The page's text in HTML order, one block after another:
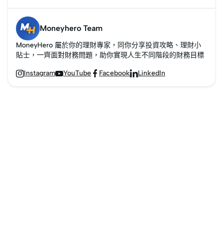
Moneyhero Team
MoneyHero 屬於你的理財專家，同你分享投資攻略、理財小
貼士，一齊面對財務問題，助你實現人生不同階段的財務目標
InstagramYouTube  FacebookLinkedIn